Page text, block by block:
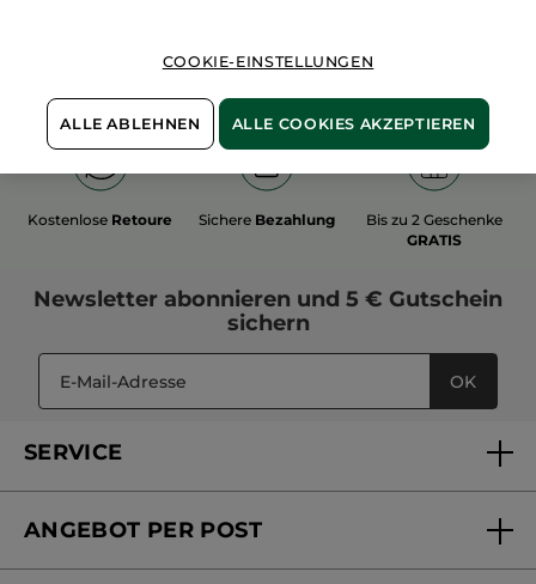
Kostenlose Retoure Sichere Bezahlung
Bis zu 2 Geschenke
GRATIS
Newsletter abonnieren und 5 € Gutschein
sichern
OK
SERVICE
Mein Konto
ANGEBOT PER POST
COOKIE-EINSTELLUNGEN
ALLE ABLEHNEN ALLE COOKIES AKZEPTIEREN